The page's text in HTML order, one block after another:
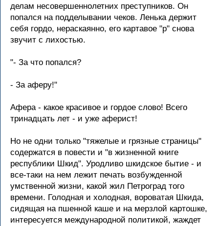
делам несовершеннолетних преступников. Он
попался на подделывании чеков. Ленька держит
себя гордо, нераскаянно, его картавое "р" снова
звучит с лихостью.
"- За что попался?
- За аферу!"
Афера - какое красивое и гордое слово! Всего
тринадцать лет - и уже аферист!
Но не одни только "тяжелые и грязные страницы"
содержатся в повести и "в жизненной книге
республики Шкид". Уродливо шкидское бытие - и
все-таки на нем лежит печать возбужденной
умственной жизни, какой жил Петроград того
времени. Голодная и холодная, вороватая Шкида,
сидящая на пшенной каше и на мерзлой картошке,
интересуется международной политикой, жаждет